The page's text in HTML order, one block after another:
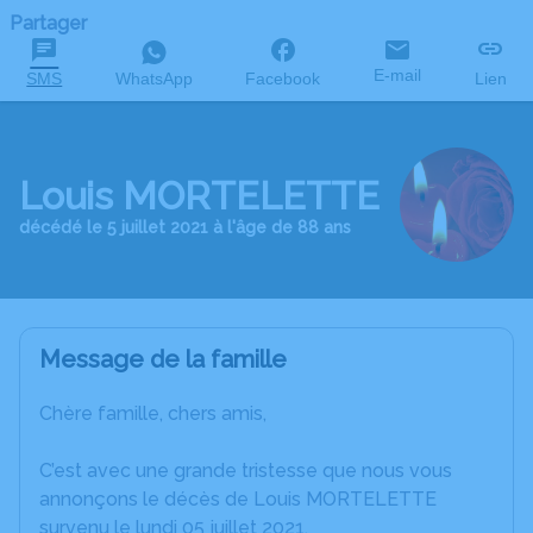
Partager
SMS WhatsApp Facebook E-mail Lien
Louis MORTELETTE
décédé le 5 juillet 2021 à l'âge de 88 ans
Message de la famille
Chère famille, chers amis,
C’est avec une grande tristesse que nous vous
annonçons le décès de Louis MORTELETTE
survenu le lundi 05 juillet 2021.